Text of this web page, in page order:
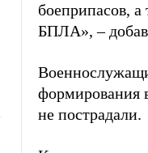
боеприпасов,
БПЛА», –
формирования
не пострадали.